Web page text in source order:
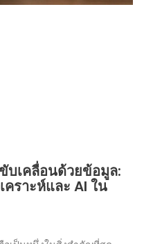
บเคลื่อนด้วยข้อมูล:
ราะห์และ AI ใน